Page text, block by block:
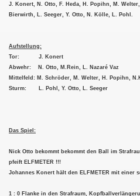
J. Konert, N. Otto, F. Heda, H. Popihn, M.
Bierwirth, L. Seeger, Y. Otto, N. Kölle, L. Pohl.
Aufstellung:
Tor: J. Konert
Abwehr: N. Otto, M.Rein, L. Nazaré Vaz
Mittelfeld: M. Schröder, M. Welter, H. Popihn,
Sturm: L. Pohl, Y. Otto, L. Seeger
Das Spiel:
Nick Otto bekommt bekommt den Ball im
pfeift ELFMETER !!!
Johannes Konert hält den ELFMETER mit einer
1 : 0 Flanke in den Strafraum,